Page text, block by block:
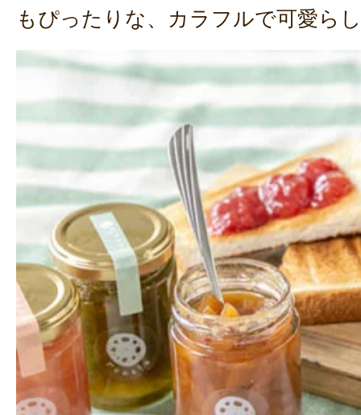
もぴったりな、カラフルで可愛ら